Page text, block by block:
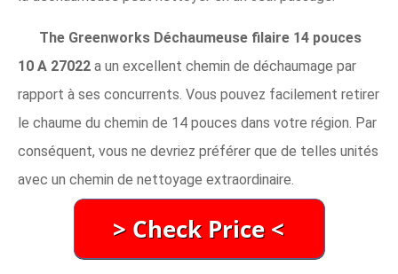
The Greenworks Déchaumeuse filaire 14 pouces
10 A 27022 a un excellent chemin de déchaumage par
rapport à ses concurrents. Vous pouvez facilement retirer
le chaume du chemin de 14 pouces dans votre région. Par
conséquent, vous ne devriez préférer que de telles unités
avec un chemin de nettoyage extraordinaire.